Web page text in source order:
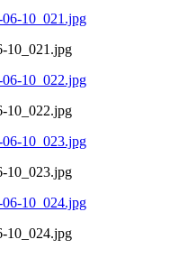
10_021.jpg
10_022.jpg
10_023.jpg
10_024.jpg